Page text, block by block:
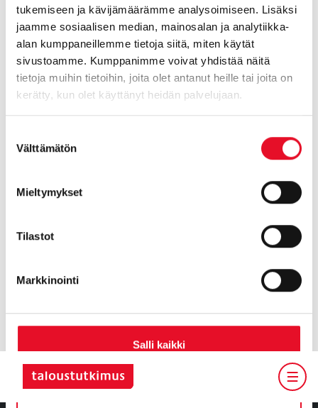
tukemiseen ja kävijämäärämme analysoimiseen. Lisäksi
jaamme sosiaalisen median, mainosalan ja analytiikka-
alan kumppaneillemme tietoja siitä, miten käytät
sivustoamme. Kumppanimme voivat yhdistää näitä
tietoja muihin tietoihin, joita olet antanut heille tai joita on
kerätty, kun olet käyttänyt heidän palvelujaan.
valinta
Välttämätön
Mieltymykset
Tilastot
Markkinointi
Salli kaikki
Salli valinta
Ilolla olemme panneet merkille myös non-profit
tutkimustahojen kasvavan kiinnostuksen kokeelliseen
tutkimukseen. Taloustutkimuksen ohjelmointiosaaminen
on tällaisissa projekteissa arvokas ja tutkimuksen
suorittamista helpottava tekijä. Vastaajat voidaan allokoida
kenttätyön aikana satunnaisiin ryhmiin asiakkaan
eri lomakeversioita halutussa suhteessa, ja/tai pakottaa
ryhmät demografioiden perusteella samankaltaisiksi.
Tuemme asiakkaitamme myös perusteellisessa
ylipäätään. Myös erilaiset tiedonrikastamiset ja yhdistelyt
hoituvat kauttamme, luonnollisesti myös tietosuoja-asiat